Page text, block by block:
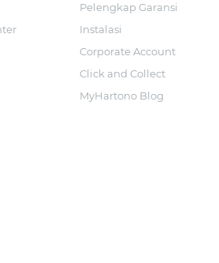
Pelengkap Garansi
Instalasi
Corporate Account
Click and Collect
MyHartono Blog